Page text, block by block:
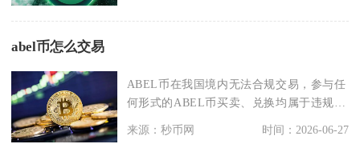
abel币怎么交易
ABEL币在我国境内无法合规交易，参与任
何形式的ABEL币买卖、兑换均属于违规行
来源：秒币网 时间：2026-06-27